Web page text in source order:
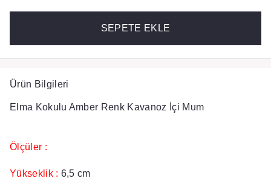
SEPETE EKLE
Ürün Bilgileri
Elma Kokulu Amber Renk Kavanoz İçi Mum
Ölçüler :
Yükseklik : 6,5 cm